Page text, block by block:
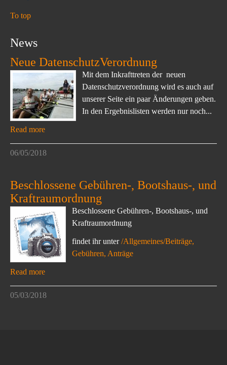
To top
News
Neue DatenschutzVerordnung
Mit dem Inkrafttreten der neuen
Datenschutzverordnung wird es auch auf
unserer Seite ein paar Änderungen geben.
In den Ergebnislisten werden nur noch...
Read more
06/05/2018
Beschlossene Gebühren-, Bootshaus-, und
Kraftraumordnung
Beschlossene Gebühren-, Bootshaus-, und
Kraftraumordnung
findet ihr unter/Allgemeines/Beiträge,
Gebühren, Anträge
Read more
05/03/2018